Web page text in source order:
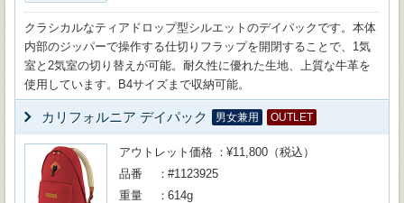
クラシカルなティアドロップ型シルエットのデイパックです。本体
内部のジッパーで操作する仕切りフラップを開閉することで、1気
室と2気室の切り替えが可能。耐久性に優れた生地、上質な牛革を
使用しています。B4サイズまで収納可能。
カリフォルニア デイパック 男女兼用 OUTLET
アウトレット価格
¥11,800（税込）
品番
#1123925
重量
614g